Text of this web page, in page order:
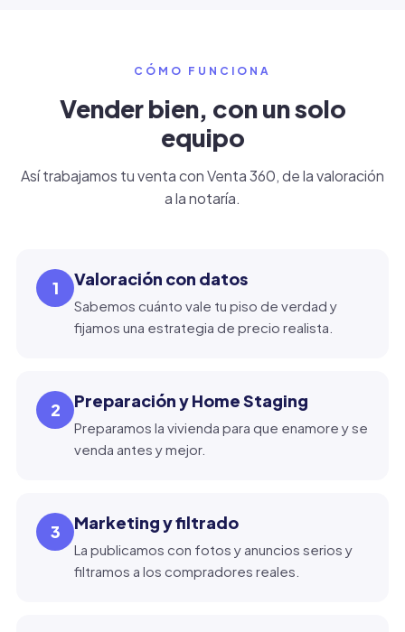
CÓMO FUNCIONA
Vender bien, con un solo
equipo
Así trabajamos tu venta con Venta 360, de la valoración
a la notaría.
1 Valoración con datos
Sabemos cuánto vale tu piso de verdad y
fijamos una estrategia de precio realista.
2 Preparación y Home Staging
Preparamos la vivienda para que enamore y se
venda antes y mejor.
3 Marketing y filtrado
La publicamos con fotos y anuncios serios y
filtramos a los compradores reales.